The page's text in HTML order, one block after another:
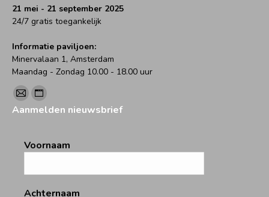
opens
in
window
opens
in
window
opens
in
window
opens
in
window
opens
in
window
21 mei - 21 september 2025
24/7 gratis toegankelijk
Informatie paviljoen:
Minervalaan 1, Amsterdam
Maandag - Zondag 10.00 - 18.00 uur
Vind ons op:
Mail
page
in
window
Website
page
in
window
Aanmelden nieuwsbrief
Voornaam
Achternaam